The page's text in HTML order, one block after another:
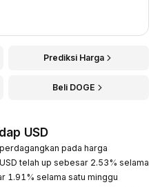
Prediksi Harga
Beli DOGE
USD
pada harga
telah up sebesar 2.53% selama
1.91% selama satu minggu